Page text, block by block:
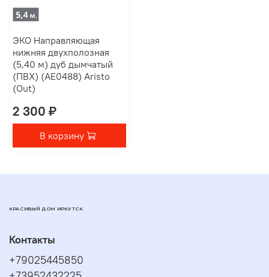
ЭКО Направляющая
нижняя двухполозная
(5,40 м) дуб дымчатый
(ПВХ) (AE0488) Aristo
(Out)
2 300 ₽
В корзину
КРАСИВЫЙ ДОМ ИРКУТСК
Контакты
+79025445850